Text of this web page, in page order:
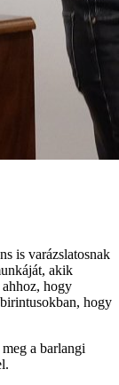
is varázslatosnak
akik
hogy
hogy
a barlangi